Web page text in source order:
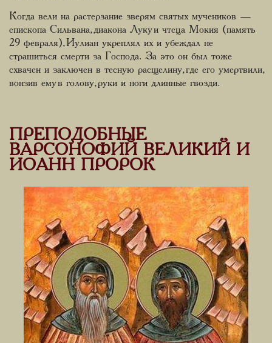
Когда вели на растерзание зверям святых мучеников —
епископа Сильвана, диакона Луку и чтеца Мокия (память
29 февраля), Иулиан укреплял их и убеждал не
страшиться смерти за Господа. За это он был тоже
схвачен и заключен в тесную расщелину, где его умертвили,
вонзив ему в голову, руки и ноги длинные гвозди.
ПРЕПОДОБНЫЕ
ВАРСОНОФИЙ ВЕЛИКИЙ И
ИОАНН ПРОРОК